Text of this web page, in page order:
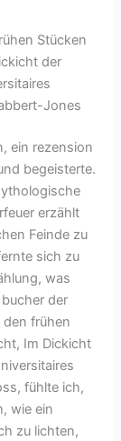
Stücken
der
Jones
ein rezension
begeisterte.
erzählt
Feinde zu
sich zu
was
der
den frühen
Im Dickicht
fühlte ich,
wie ein
zu lichten,